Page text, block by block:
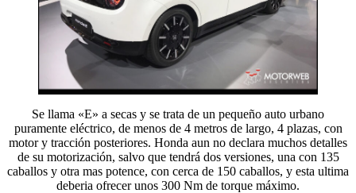
Se llama «E» a secas y se trata de un pequeño auto urbano
puramente eléctrico, de menos de 4 metros de largo, 4 plazas, con
motor y tracción posteriores. Honda aun no declara muchos detalles
de su motorización, salvo que tendrá dos versiones, una con 135
caballos y otra mas potence, con cerca de 150 caballos, y esta ultima
deberia ofrecer unos 300 Nm de torque máximo.